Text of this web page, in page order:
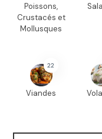
Poissons,
Crustacés et
Mollusques
22
Viandes